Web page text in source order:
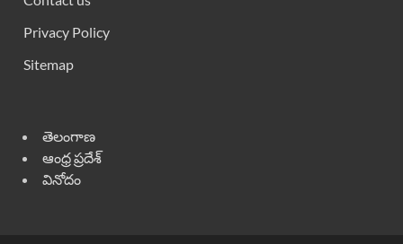
Privacy Policy
Sitemap
తెలంగాణ
ఆంధ్ర ప్రదేశ్
వినోదం